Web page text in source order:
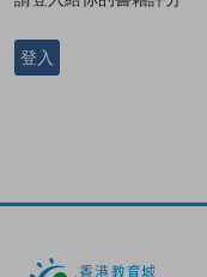
登入